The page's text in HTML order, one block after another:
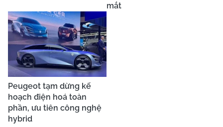
mắt
Peugeot tạm dừng kế
hoạch điện hoá toàn
phần, ưu tiên công nghệ
hybrid